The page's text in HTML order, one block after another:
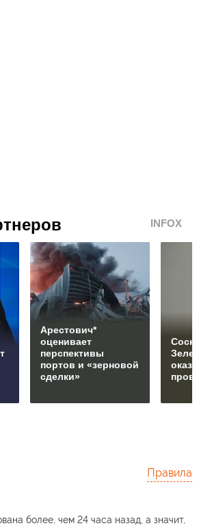
INFOX
Арестович*
оценивает
перспективы
портов и «зерновой
сделки»
Правила
более, чем 24 часа назад, а значит,